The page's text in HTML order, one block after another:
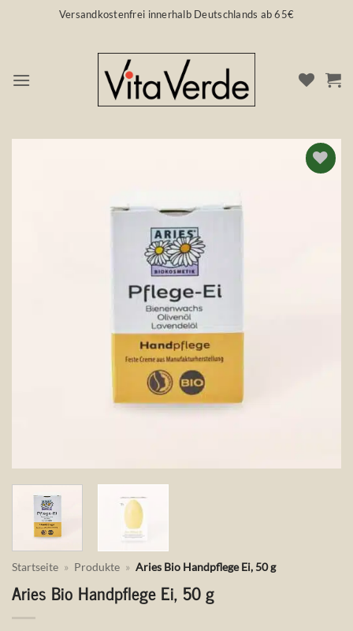
Versandkostenfrei innerhalb Deutschlands ab 65€
Startseite » Produkte » Aries Bio Handpflege Ei, 50 g
Aries Bio Handpflege Ei, 50 g